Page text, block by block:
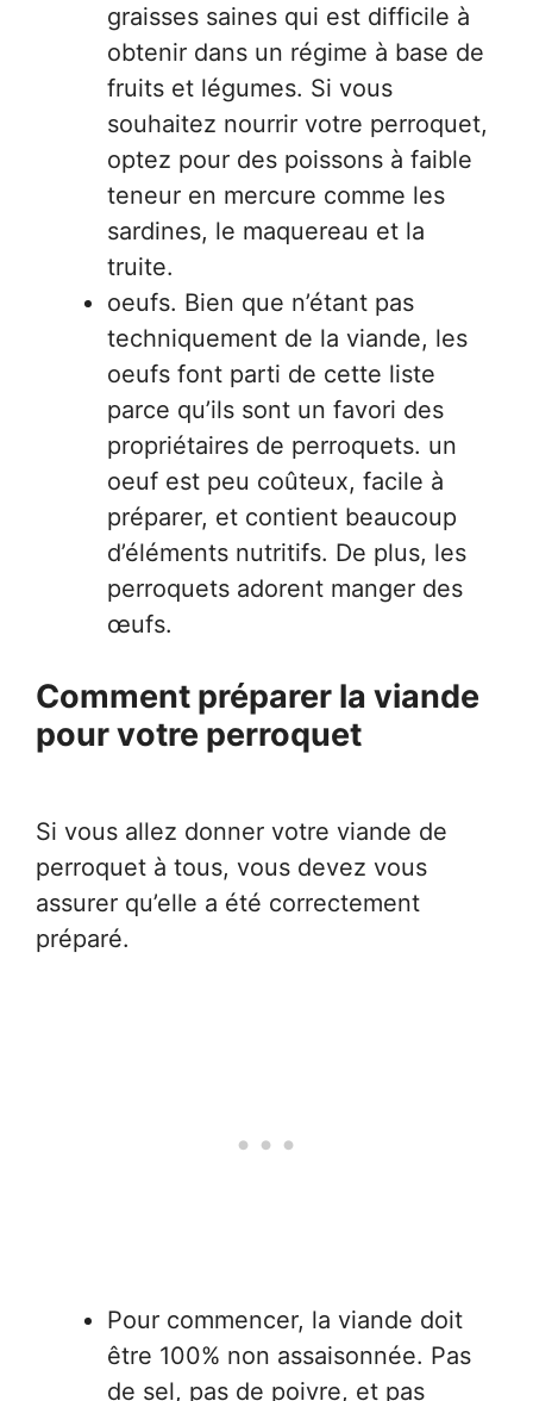
graisses saines qui est difficile à
obtenir dans un régime à base de
fruits et légumes. Si vous
souhaitez nourrir votre perroquet,
optez pour des poissons à faible
teneur en mercure comme les
sardines, le maquereau et la
truite.
oeufs. Bien que n’étant pas
techniquement de la viande, les
oeufs font parti de cette liste
parce qu’ils sont un favori des
propriétaires de perroquets. un
oeuf est peu coûteux, facile à
préparer, et contient beaucoup
d’éléments nutritifs. De plus, les
perroquets adorent manger des
œufs.
Comment préparer la viande
pour votre perroquet
Si vous allez donner votre viande de
perroquet à tous, vous devez vous
assurer qu’elle a été correctement
préparé.
Pour commencer, la viande doit
être 100% non assaisonnée. Pas
de sel, pas de poivre, et pas